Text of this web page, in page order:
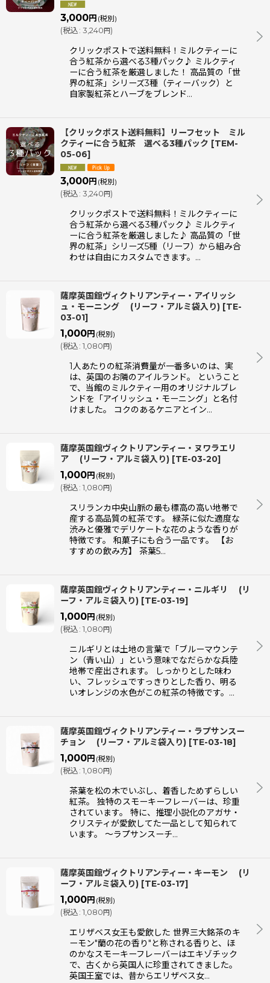
3,000円 (税別)
(税込: 3,240円)
クリックポストで送料無料！ミルクティーに
合う紅茶から選べる3種パック♪ ミルクティ
ーに合う紅茶を厳選しました！ 高品質の「世
界の紅茶」シリーズ3種（ティーバック）と
自家製紅茶とハーブをブレンド…
【クリックポスト送料無料】リーフセット ミル
クティーに合う紅茶 選べる3種パック [TEM-
05-06]
3,000円 (税別)
(税込: 3,240円)
クリックポストで送料無料！ミルクティーに
合う紅茶から選べる3種パック♪ ミルクティ
ーに合う紅茶を厳選しました♪ 高品質の「世
界の紅茶」シリーズ5種（リーフ）から組み合
わせは自由にカスタムできます。…
薩摩英国館ヴィクトリアンティー・アイリッシ
ュ・モーニング (リーフ・アルミ袋入り) [TE-
03-01]
1,000円 (税別)
(税込: 1,080円)
1人あたりの紅茶消費量が一番多いのは、実
は、英国のお隣のアイルランド。 ということ
で、当館のミルクティー用のオリジナルブレ
ンドを「アイリッシュ・モーニング」と名付
けました。 コクのあるケニアとイン…
薩摩英国館ヴィクトリアンティー・ヌワラエリ
ア (リーフ・アルミ袋入り) [TE-03-20]
1,000円 (税別)
(税込: 1,080円)
スリランカ中央山脈の最も標高の高い地帯で
産する高品質の紅茶です。 緑茶に似た適度な
渋みと優雅でデリケートな花のような香りが
特徴です。 和菓子にも合う一品です。 【お
すすめの飲み方】 茶葉5…
薩摩英国館ヴィクトリアンティー・ニルギリ (リ
ーフ・アルミ袋入り) [TE-03-19]
1,000円 (税別)
(税込: 1,080円)
ニルギリとは土地の言葉で「ブルーマウンテ
ン（青い山）」という意味でなだらかな兵陸
地帯で産出されます。 しっかりとした味わ
い、フレッシュですっきりとした香り、明る
いオレンジの水色がこの紅茶の特徴です。…
薩摩英国館ヴィクトリアンティー・ラプサンスー
チョン (リーフ・アルミ袋入り) [TE-03-18]
1,000円 (税別)
(税込: 1,080円)
茶葉を松の木でいぶし、着香しためずらしい
紅茶。 独特のスモーキーフレーバーは、珍重
されています。 特に、推理小説化のアガサ・
クリスティが愛飲してた一品として知られて
います。 〜ラプサンスーチ…
薩摩英国館ヴィクトリアンティー・キーモン (リ
ーフ・アルミ袋入り) [TE-03-17]
1,000円 (税別)
(税込: 1,080円)
エリザベス女王も愛飲した 世界三大銘茶のキ
ーモン"蘭の花の香り"と称される香りと、ほ
のかなスモーキーフレーバーはエキゾチック
で、古くから英国人に珍重されてきました。
英国王室では、昔からエリザベス女…